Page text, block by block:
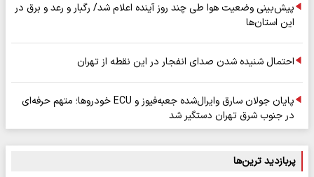
پیش‌بینی وضعیت هوا طی چند روز آینده اعلام شد/ رگبار و رعد و برق در
این استان‌ها
احتمال شنیده شدن صدای انفجار در این نقطه از تهران
پایان جولان سارق وایرال‌شده جعبه‌فیوز و ECU خودروها؛ متهم حرفه‌ای
در جنوب شرق تهران دستگیر شد
پربازدید ترین‌ها